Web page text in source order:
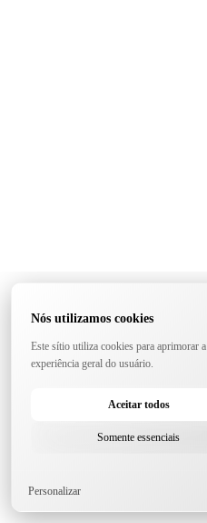
Nós utilizamos cookies
Este sítio utiliza cookies para aprimorar a
experiência geral do usuário.
Aceitar todos
Somente essenciais
Personalizar